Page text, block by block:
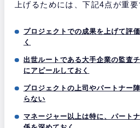
上げるためには、下記4点が重要
プロジェクトでの成果を上げて評
く
出世ルートである大手企業の監査
にアピールしておく
プロジェクトの上司やパートナー
らない
マネージャー以上は特に、パート